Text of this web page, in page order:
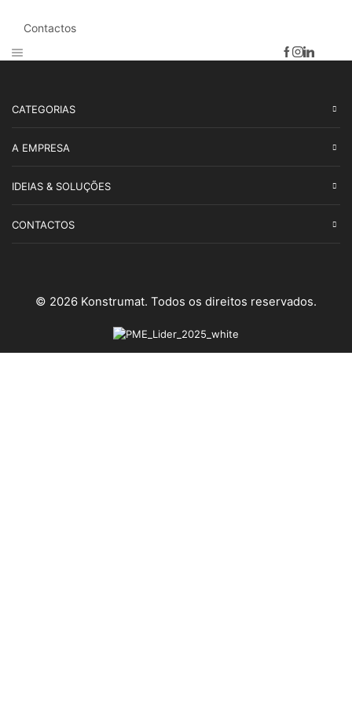
Contactos
CATEGORIAS
A EMPRESA
IDEIAS & SOLUÇÕES
CONTACTOS
© 2026 Konstrumat. Todos os direitos reservados.